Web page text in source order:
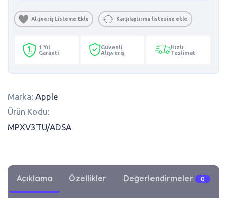
Alışveriş Listeme Ekle Karşılaştırma listesine ekle
1 Yıl
Garanti
Güvenli
Alışveriş
Hızlı
Teslimat
Marka: Apple
Ürün Kodu:
MPXV3TU/ADSA
Açıklama Özellikler Değerlendirmeler 0